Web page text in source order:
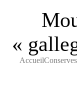
«
Accueil